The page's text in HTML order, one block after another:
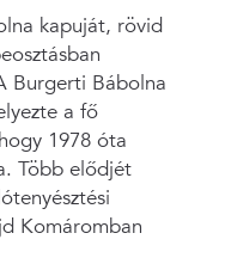
kapuját, rövid
Burgerti Bábolna
a fő
1978 óta
Több elődjét
Komáromban